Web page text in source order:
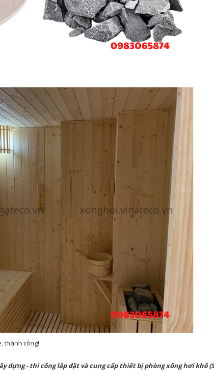
thành công!
dựng - thi công lắp đặt và cung cấp thiết bị phòng xông hơi khô